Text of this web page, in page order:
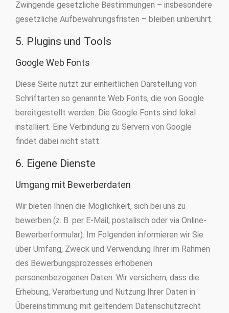
Zwingende gesetzliche Bestimmungen – insbesondere
gesetzliche Aufbewahrungsfristen – bleiben unberührt.
5. Plugins und Tools
Google Web Fonts
Diese Seite nutzt zur einheitlichen Darstellung von
Schriftarten so genannte Web Fonts, die von Google
bereitgestellt werden. Die Google Fonts sind lokal
installiert. Eine Verbindung zu Servern von Google
findet dabei nicht statt.
6. Eigene Dienste
Umgang mit Bewerberdaten
Wir bieten Ihnen die Möglichkeit, sich bei uns zu
bewerben (z. B. per E-Mail, postalisch oder via Online-
Bewerberformular). Im Folgenden informieren wir Sie
über Umfang, Zweck und Verwendung Ihrer im Rahmen
des Bewerbungsprozesses erhobenen
personenbezogenen Daten. Wir versichern, dass die
Erhebung, Verarbeitung und Nutzung Ihrer Daten in
Übereinstimmung mit geltendem Datenschutzrecht